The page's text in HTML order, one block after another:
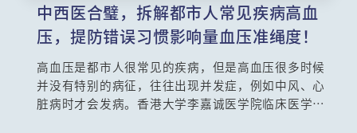
中西医合璧，拆解都市人常见疾病高血
压，提防错误习惯影响量血压准绳度！
高血压是都市人很常见的疾病，但是高血压很多时候
并没有特别的病征，往往出现并发症，例如中风、心
脏病时才会发病。香港大学李嘉诚医学院临床医学学